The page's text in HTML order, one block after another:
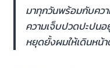
มาทุกวันพร้อมกับคว
ความเจ็บปวดปะปนอ
หยุดยั้งผมให้เดินหน้า